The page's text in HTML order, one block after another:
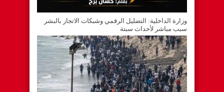
وزارة الداخلية: التضليل الرقمي وشبكات الاتجار بالبشر
سبب مباشر لأحداث سبتة